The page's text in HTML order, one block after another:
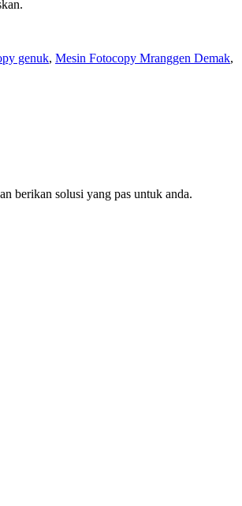
genuk, Mesin Fotocopy Mranggen Demak,
berikan solusi yang pas untuk anda.